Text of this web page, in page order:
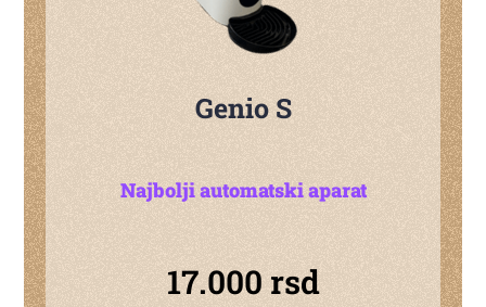
Genio S
Najbolji automatski aparat
17.000 rsd